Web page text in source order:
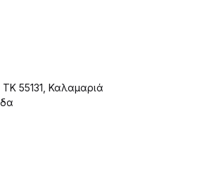
55131, Καλαμαριά